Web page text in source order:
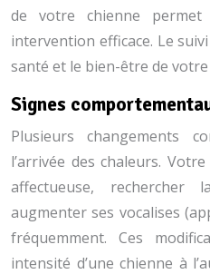
de votre chienne
intervention efficace. Le
santé et le bien-être de votre
Signes
Plusieurs changements
l’arrivée des chaleurs.
affectueuse, rechercher
augmenter ses vocalises
fréquemment. Ces
intensité d’une chienne à